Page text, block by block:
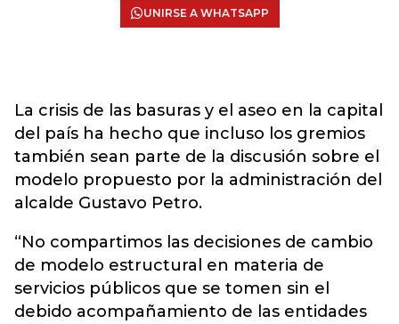
UNIRSE A WHATSAPP
La crisis de las basuras y el aseo en la capital
del país ha hecho que incluso los gremios
también sean parte de la discusión sobre el
modelo propuesto por la administración del
alcalde Gustavo Petro.
“No compartimos las decisiones de cambio
de modelo estructural en materia de
servicios públicos que se tomen sin el
debido acompañamiento de las entidades